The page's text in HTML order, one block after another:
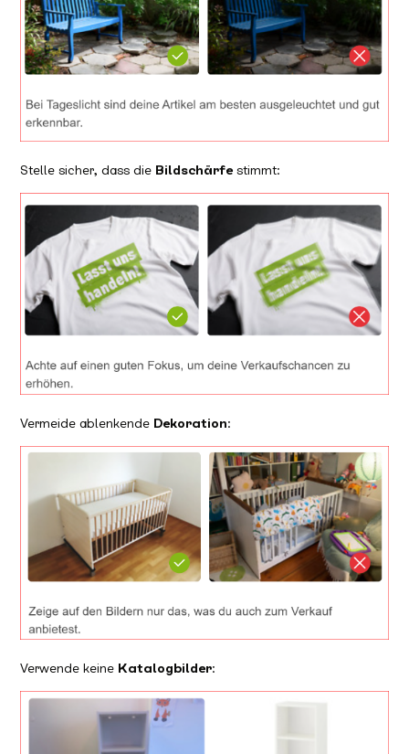
Stelle sicher, dass die Bildschärfe stimmt:
Vermeide ablenkende Dekoration:
Verwende keine Katalogbilder: